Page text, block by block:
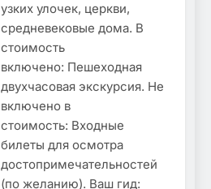
узких улочек, церкви,
средневековые дома. В
стоимость
включено: Пешеходная
двухчасовая экскурсия. Не
включено в
стоимость: Входные
билеты для осмотра
достопримечательностей
(по желанию). Ваш гид: